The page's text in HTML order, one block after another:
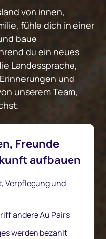
von innen,
fühle dich in einer
baue
du ein neues
Landessprache,
und
unserem Team,
Freunde
aufbauen
Verpflegung und
andere Au Pairs
werden bezahlt